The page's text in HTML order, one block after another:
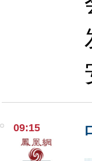
09:15